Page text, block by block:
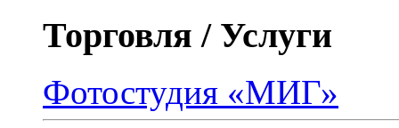
Торговля / Услуги
Фотостудия «МИГ»